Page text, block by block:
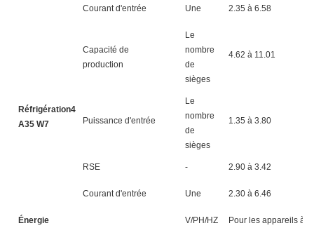
Courant d'entrée Une 2.35 à 6.58
Réfrigération4
A35 W7
Capacité de
production
Le
nombre
de
sièges
4.62 à 11.01
Puissance d'entrée
Le
nombre
de
sièges
1.35 à 3.80
RSE - 2.90 à 3.42
Courant d'entrée Une 2.30 à 6.46
Énergie V/PH/HZ Pour les appareils à